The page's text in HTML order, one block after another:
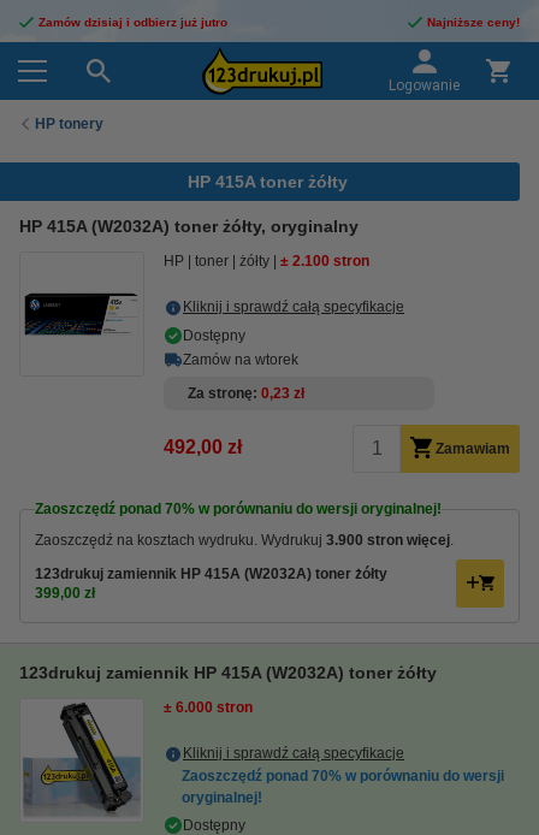
Zamów dzisiaj i odbierz już jutro Najniższe ceny!
Logowanie
HP tonery
HP 415A toner żółty
HP 415A (W2032A) toner żółty, oryginalny
HP toner żółty ± 2.100 stron
Kliknij i sprawdź całą specyfikacje
Dostępny
Zamów na wtorek
Za stronę 0,23 zł
492,00 zł Zamawiam
Zaoszczędź ponad 70% w porównaniu do wersji oryginalnej!
Zaoszczędź na kosztach wydruku. Wydrukuj 3.900 stron więcej.
123drukuj zamiennik HP 415A (W2032A) toner żółty
399,00 zł
123drukuj zamiennik HP 415A (W2032A) toner żółty
± 6.000 stron
Kliknij i sprawdź całą specyfikacje
Zaoszczędź ponad 70% w porównaniu do wersji
oryginalnej!
Dostępny